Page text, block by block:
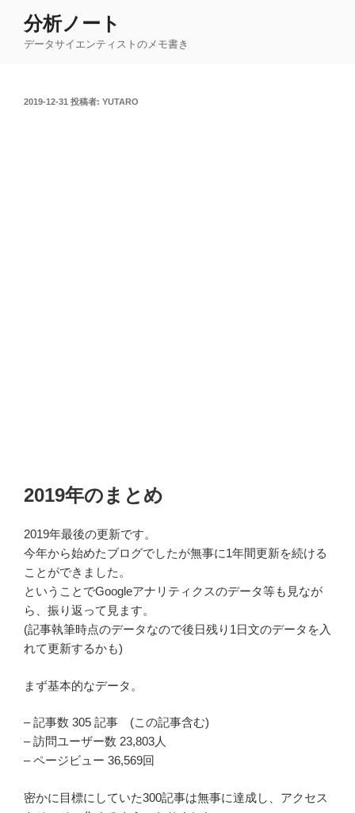
分析ノート
データサイエンティストのメモ書き
投
2019-12-31 投稿者: YUTARO
2019年のまとめ
2019年最後の更新です。
今年から始めたブログでしたが無事に1年間更新を続ける
ことができました。
ということでGoogleアナリティクスのデータ等も見なが
ら、振り返って見ます。
(記事執筆時点のデータなので後日残り1日文のデータを入
れて更新するかも)
まず基本的なデータ。
– 記事数 305 記事 (この記事含む)
– 訪問ユーザー数 23,803人
– ページビュー 36,569回
密かに目標にしていた300記事は無事に達成し、アクセス